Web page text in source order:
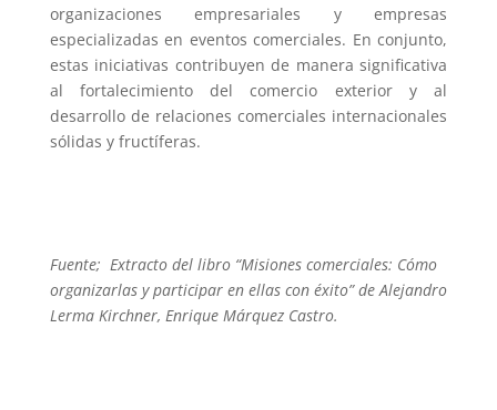
organizaciones empresariales y empresas
especializadas en eventos comerciales. En conjunto,
estas iniciativas contribuyen de manera significativa
al fortalecimiento del comercio exterior y al
desarrollo de relaciones comerciales internacionales
sólidas y fructíferas.
Fuente; Extracto del libro “Misiones comerciales: Cómo
organizarlas y participar en ellas con éxito” de Alejandro
Lerma Kirchner, Enrique Márquez Castro.